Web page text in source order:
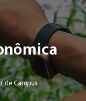
de Campus